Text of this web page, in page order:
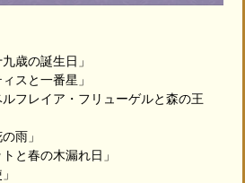
歳の誕生日」
スと一番星」
ルフレイア・フリューゲルと森の王
雨」
と春の木漏れ日」